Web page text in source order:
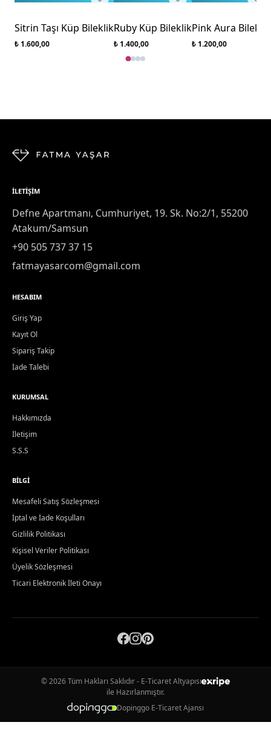
Sitrin Taşı Küp Bileklik
₺ 1.600,00
Ruby Küp Bileklik
₺ 1.400,00
Pink Aura Bileklik
₺ 1.200,00
İLETIŞIM
Defne Apartmanı, Cumhuriyet, 19. Sk. No:2/1, 55200
Atakum/Samsun
+90 505 737 37 15
fatmayasarcom@gmail.com
HESABIM
Giriş Yap
Kayıt Ol
Sipariş Takip
İade Talebi
KURUMSAL
Hakkımızda
İletişim
S.S.S
BILGI
Mesafeli Satış Sözleşmesi
İptal ve İade Koşulları
Gizlilik Politikası
Kişisel Veriler Politikası
Üyelik Sözleşmesi
Ticari Elektronik İleti Onayı
© 2026 Tüm Hakları Saklıdır - E-Ticaret Altyapısı
ile Hazırlanmıştır.
Dopinggo E-Ticaret Ajansı